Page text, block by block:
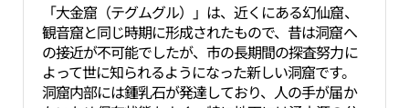
「大金窟（テグムグル）」は、近くにある幻仙窟、
観音窟と同じ時期に形成されたもので、昔は洞窟へ
の接近が不可能でしたが、市の長期間の探査努力に
よって世に知られるようになった新しい洞窟です。
洞窟内部には鍾乳石が発達しており、人の手が届か